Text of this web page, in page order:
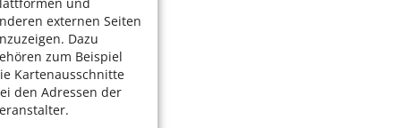
externen Seiten
Dazu
zum Beispiel
Kartenausschnitte
den Adressen der